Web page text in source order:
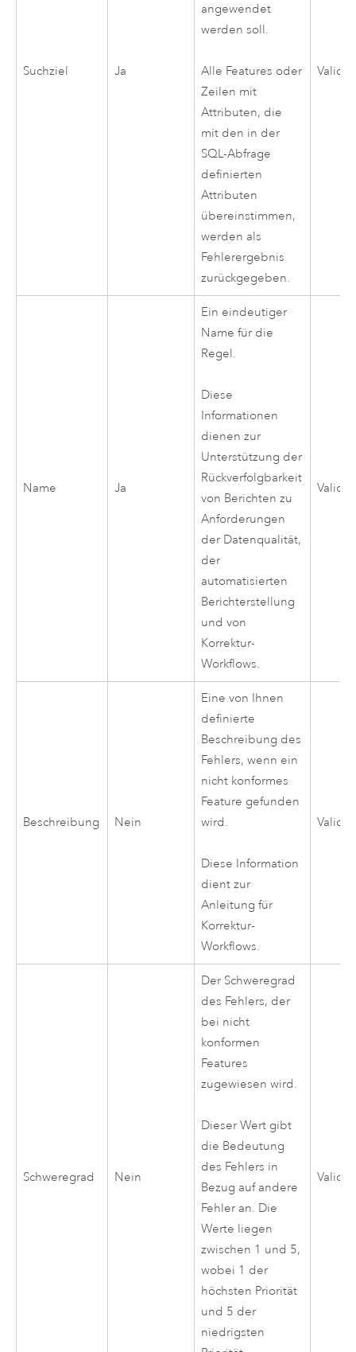
Suchziel Ja
angewendet
werden soll.
Alle Features oder
Zeilen mit
Attributen, die
mit den in der
SQL-Abfrage
definierten
Attributen
übereinstimmen,
werden als
Fehlerergebnis
zurückgegeben.
Name Ja
Ein eindeutiger
Name für die
Regel.
Diese
Informationen
dienen zur
Unterstützung der
Rückverfolgbarkeit
von Berichten zu
Anforderungen
der Datenqualität,
der
automatisierten
Berichterstellung
und von
Korrektur-
Workflows.
Beschreibung Nein
Eine von Ihnen
definierte
Beschreibung des
Fehlers, wenn ein
nicht konformes
Feature gefunden
wird.
Diese Information
dient zur
Anleitung für
Korrektur-
Workflows.
Schweregrad Nein
Der Schweregrad
des Fehlers, der
bei nicht
konformen
Features
zugewiesen wird.
Dieser Wert gibt
die Bedeutung
des Fehlers in
Bezug auf andere
Fehler an. Die
Werte liegen
zwischen 1 und 5,
wobei 1 der
höchsten Priorität
und 5 der
niedrigsten